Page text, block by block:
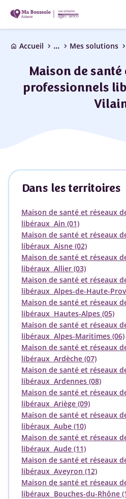
home Accueil chevron_right ... chevron_right Mes solutions chevron_right
Maison de santé
professionnels
Dans les territoires
Maison de santé et réseaux
libéraux Ain (01)
Maison de santé et réseaux
libéraux Aisne (02)
Maison de santé et réseaux
libéraux Allier (03)
Maison de santé et réseaux
libéraux Alpes-de-Haute-
Maison de santé et réseaux
libéraux Hautes-Alpes (05)
Maison de santé et réseaux
libéraux Alpes-Maritimes (06)
Maison de santé et réseaux
libéraux Ardèche (07)
Maison de santé et réseaux
libéraux Ardennes (08)
Maison de santé et réseaux
libéraux Ariège (09)
Maison de santé et réseaux
libéraux Aube (10)
Maison de santé et réseaux
libéraux Aude (11)
Maison de santé et réseaux
libéraux Aveyron (12)
Maison de santé et réseaux
libéraux Bouches-du-Rhône